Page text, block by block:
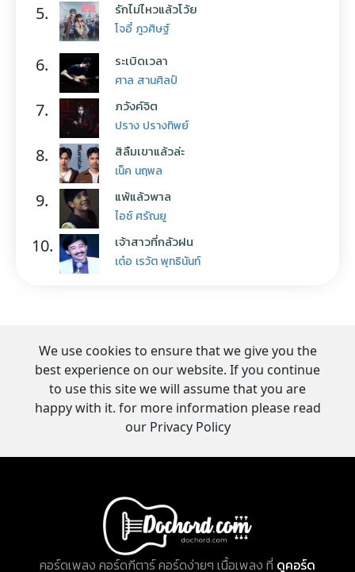
5. รักไม่ไหวแล้วโว้ย
โจอี้ ภูวศิษฐ์
6. ระเบิดเวลา
ศาล สานศิลป์
7. ภวังค์จิต
ปราง ปรางทิพย์
8. สิลืมเขาแล้วล่ะ
เน็ค นฤพล
9. แพ้แล้วพาล
ไอซ์ ศรัณยู
10. เจ้าสาวที่กลัวฝน
เต๋อ เรวัต พุทธินันท์
We use cookies to ensure that we give you the
best experience on our website. If you continue
to use this site we will assume that you are
happy with it. for more information please read
our Privacy Policy
คอร์ดเพลง คอร์ดกีตาร์ คอร์ดง่ายๆ เนื้อเพลง ที่ ดูคอร์ด